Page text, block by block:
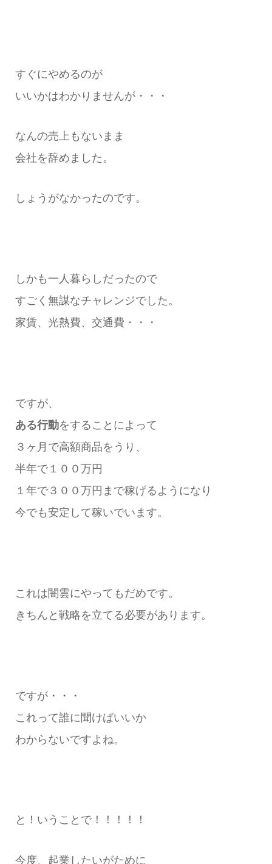
すぐにやめるのが
いいかはわかりませんが・・・
なんの売上もないまま
会社を辞めました。
しょうがなかったのです。
しかも一人暮らしだったので
すごく無謀なチャレンジでした。
家賃、光熱費、交通費・・・
ですが、
ある行動をすることによって
３ヶ月で高額商品をうり、
半年で１００万円
１年で３００万円まで稼げるようになり
今でも安定して稼いでいます。
これは闇雲にやってもだめです。
きちんと戦略を立てる必要があります。
ですが・・・
これって誰に聞けばいいか
わからないですよね。
と！いうことで！！！！！
今度、起業したいがために